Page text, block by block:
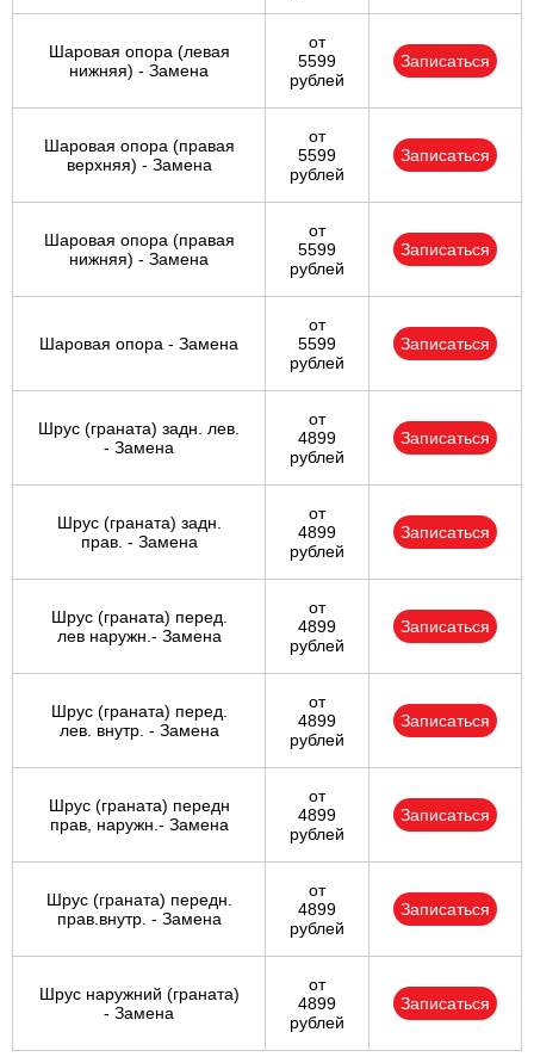
Шаровая опора (левая
нижняя) - Замена
от
5599
рублей
Записаться
Шаровая опора (правая
верхняя) - Замена
от
5599
рублей
Записаться
Шаровая опора (правая
нижняя) - Замена
от
5599
рублей
Записаться
Шаровая опора - Замена
от
5599
рублей
Записаться
Шрус (граната) задн. лев.
- Замена
от
4899
рублей
Записаться
Шрус (граната) задн.
прав. - Замена
от
4899
рублей
Записаться
Шрус (граната) перед.
лев наружн.- Замена
от
4899
рублей
Записаться
Шрус (граната) перед.
лев. внутр. - Замена
от
4899
рублей
Записаться
Шрус (граната) передн
прав, наружн.- Замена
от
4899
рублей
Записаться
Шрус (граната) передн.
прав.внутр. - Замена
от
4899
рублей
Записаться
Шрус наружний (граната)
- Замена
от
4899
рублей
Записаться